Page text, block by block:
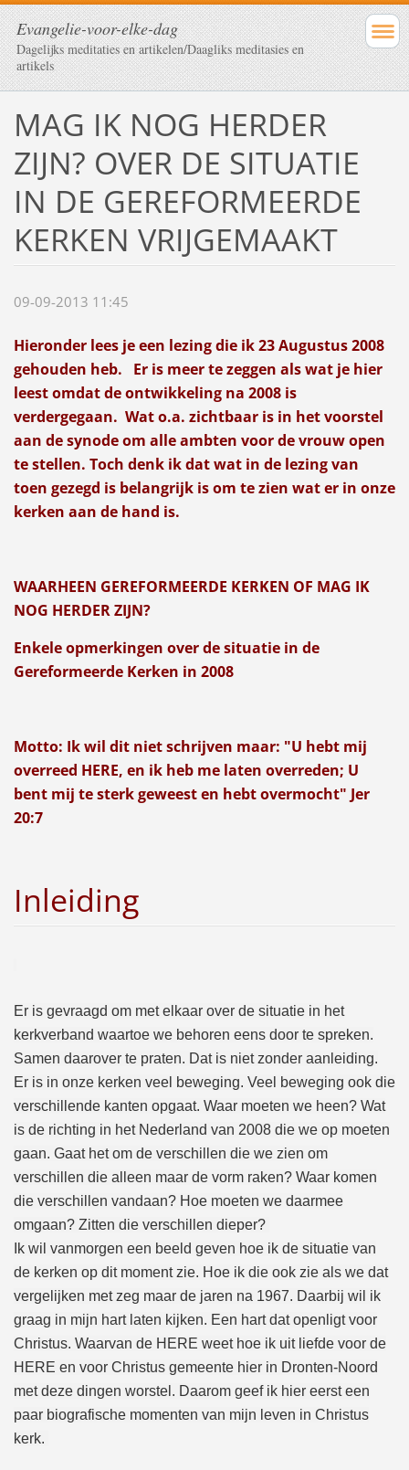
Evangelie-voor-elke-dag
Dagelijks meditaties en artikelen/Daagliks meditasies en
artikels
MAG IK NOG HERDER
ZIJN? OVER DE SITUATIE
IN DE GEREFORMEERDE
KERKEN VRIJGEMAAKT
09-09-2013 11:45
Hieronderlees je een lezing die ik 23 Augustus 2008
gehouden heb. Er is meer te zeggen als wat je hier
leest omdat de ontwikkeling na 2008 is
verdergegaan. Wat o.a. zichtbaar is in het voorstel
aan de synode om alle ambten voor de vrouw open
te stellen. Toch denk ik dat wat in de lezing van
toen gezegd is belangrijk is om te zien wat er in onze
kerken aan de hand is.
WAARHEEN GEREFORMEERDE KERKEN OF MAG IK
NOG HERDER ZIJN?
Enkele opmerkingen over de situatie in de
Gereformeerde Kerken in 2008
Motto: Ik wil dit niet schrijven maar: "U hebt mij
overreed HERE, en ik heb me laten overreden; U
bent mij te sterk geweest en hebt overmocht" Jer
20:7
Inleiding
Er is gevraagd om met elkaar over de situatie in het
kerkverband waartoe we behoren eens door te spreken.
Samen daarover te praten. Dat is niet zonder aanleiding.
Er is in onze kerken veel beweging. Veel beweging ook die
verschillende kanten opgaat. Waar moeten we heen? Wat
is de richting in het Nederland van 2008 die we op moeten
gaan. Gaat het om de verschillen die we zien om
verschillen die alleen maar de vorm raken? Waar komen
die verschillen vandaan? Hoe moeten we daarmee
omgaan? Zitten die verschillen dieper?
Ik wil vanmorgen een beeld geven hoe ik de situatie van
de kerken op dit moment zie. Hoe ik die ook zie als we dat
vergelijken met zeg maar de jaren na 1967. Daarbij wil ik
graag in mijn hart laten kijken. Een hart dat openligt voor
Christus. Waarvan de HERE weet hoe ik uit liefde voor de
HERE en voor Christus gemeente hier in Dronten-Noord
met deze dingen worstel. Daarom geef ik hier eerst een
paar biografische momenten van mijn leven in Christus
kerk.